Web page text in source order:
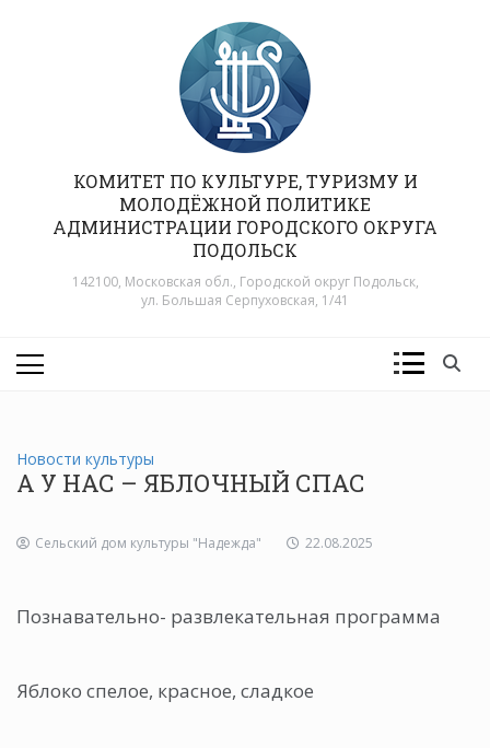
КОМИТЕТ ПО КУЛЬТУРЕ, ТУРИЗМУ И
МОЛОДЁЖНОЙ ПОЛИТИКЕ
АДМИНИСТРАЦИИ ГОРОДСКОГО ОКРУГА
ПОДОЛЬСК
142100, Московская обл., Городской округ Подольск,
ул. Большая Серпуховская, 1/41
Новости культуры
А У НАС – ЯБЛОЧНЫЙ СПАС
Сельский дом культуры "Надежда" 22.08.2025
Познавательно- развлекательная программа
Яблоко спелое, красное, сладкое